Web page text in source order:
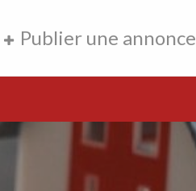
Publier une annonce